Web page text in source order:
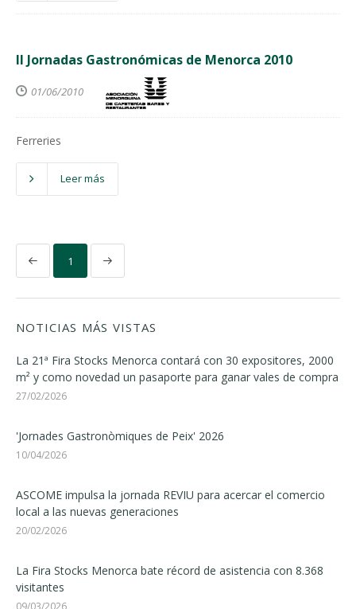
II Jornadas Gastronómicas de Menorca 2010
01/06/2010
Ferreries
Leer más
1
NOTICIAS MÁS VISTAS
La 21ª Fira Stocks Menorca contará con 30 expositores, 2000
m² y como novedad un pasaporte para ganar vales de compra
27/02/2026
'Jornades Gastronòmiques de Peix' 2026
10/04/2026
ASCOME impulsa la jornada REVIU para acercar el comercio
local a las nuevas generaciones
20/02/2026
La Fira Stocks Menorca bate récord de asistencia con 8.368
visitantes
09/03/2026